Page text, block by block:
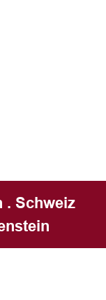
. Schweiz